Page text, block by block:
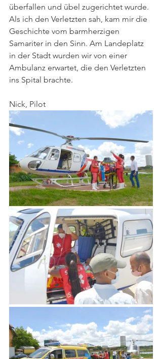
überfallen und übel zugerichtet wurde.
Als ich den Verletzten sah, kam mir die
Geschichte vom barmherzigen
Samariter in den Sinn. Am Landeplatz
in der Stadt wurden wir von einer
Ambulanz erwartet, die den Verletzten
ins Spital brachte.
Nick, Pilot